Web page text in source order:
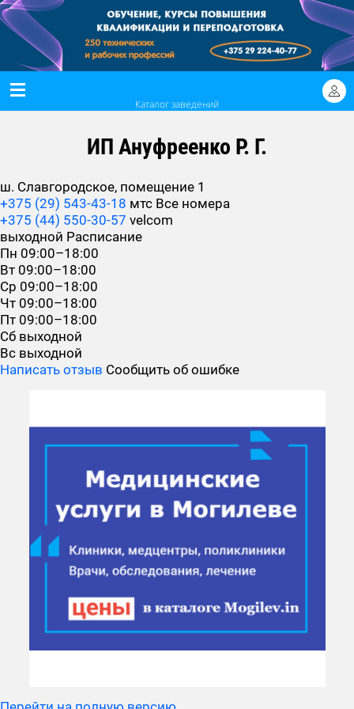
Каталог заведений
ИП Ануфреенко Р. Г.
ш. Славгородское, помещение 1
+375 (29) 543-43-18 мтс Все номера
+375 (44) 550-30-57 velcom
выходной Расписание
Пн 09:00–18:00
Вт 09:00–18:00
Ср 09:00–18:00
Чт 09:00–18:00
Пт 09:00–18:00
Сб выходной
Вс выходной
Написать отзыв Сообщить об ошибке